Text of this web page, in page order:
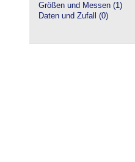
Größen und Messen (1)
Daten und Zufall (0)